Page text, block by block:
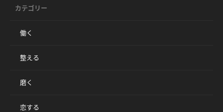
カテゴリー
働く
整える
磨く
恋する